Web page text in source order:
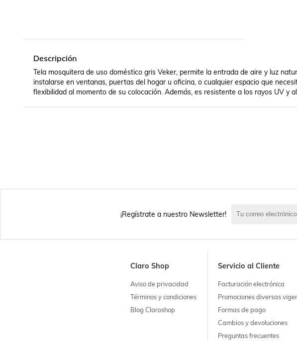
Descripción
Tela mosquitera de uso doméstico gris Veker, permite la entrada de aire y luz
instalarse en ventanas, puertas del hogar u oficina, o cualquier espacio que
flexibilidad al momento de su colocación. Además, es resistente a los rayos UV y
¡Regístrate a nuestro Newsletter!
Claro Shop
Aviso de privacidad
Términos y condiciones
Blog Claroshop
Servicio al Cliente
Facturación electrónica
Promociones diversas
Formas de pago
Cambios y devoluciones
Preguntas frecuentes